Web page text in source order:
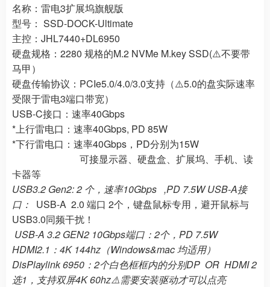
名称：雷电3扩展坞旗舰版
型号： SSD-DOCK-Ultimate
主控：JHL7440+DL6950
硬盘规格：2280 规格的M.2 NVMe M.key SSD(⚠️不要带
马甲）
硬盘传输协议：PCIe5.0/4.0/3.0支持（⚠️5.0的盘实际速率
受限于雷电3端口带宽）
USB-C接口：速率40Gbps
*上行雷电口：速率40Gbps, PD 85W
*下行雷电口：速率40Gbps，PD分别为15W
可接显示器、硬盘盒、扩展坞、手机、读
卡器等
USB3.2 Gen2: 2 个，速率10Gbps ,PD 7.5W USB-A接
口： USB-A 2.0 端口 2个，键盘鼠标专用，避开鼠标与
USB3.0同频干扰！
USB-A 3.2 GEN2 10Gbps端口：2个，PD 7.5W
HDMI2.1：4K 144hz（Windows&mac 均适用）
DisPlaylink 6950：2个白色框框内的分别DP OR HDMI 2
选1，支持双屏4K 60hz⚠️需要安装驱动才可以点亮